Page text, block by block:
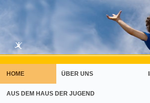
HOME ÜBER UNS
AUS DEM HAUS DER JUGEND